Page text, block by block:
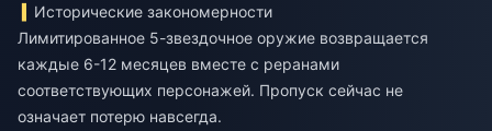
Исторические закономерности
Лимитированное 5-звездочное оружие возвращается
каждые 6-12 месяцев вместе с реранами
соответствующих персонажей. Пропуск сейчас не
означает потерю навсегда.